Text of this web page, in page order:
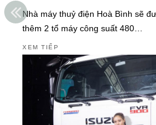
Nhà máy thuỷ điện Hoà Bình sẽ
thêm 2 tổ máy công suất 480…
XEM TIẾP